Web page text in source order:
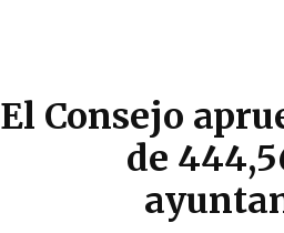
El Consejo
de